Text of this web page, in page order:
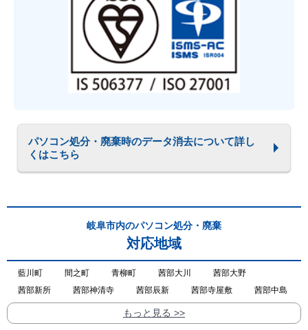
パソコン処分・廃棄時のデータ消去について詳し
くはこちら
岐阜市内のパソコン処分・廃棄
対応地域
藍川町 間之町 青柳町 茜部大川
茜部大野
茜部新所
茜部神清寺 茜部辰新 茜部寺屋敷 茜部中島
もっと見る >>